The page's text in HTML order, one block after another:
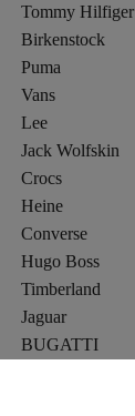
Tommy Hilfiger
Birkenstock
Puma
Vans
Lee
Jack Wolfskin
Crocs
Heine
Converse
Hugo Boss
Timberland
Jaguar
BUGATTI